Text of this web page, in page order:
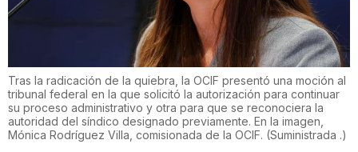
Tras la radicación de la quiebra, la OCIF presentó una moción al
tribunal federal en la que solicitó la autorización para continuar
su proceso administrativo y otra para que se reconociera la
autoridad del síndico designado previamente. En la imagen,
Mónica Rodríguez Villa, comisionada de la OCIF. (Suministrada .)